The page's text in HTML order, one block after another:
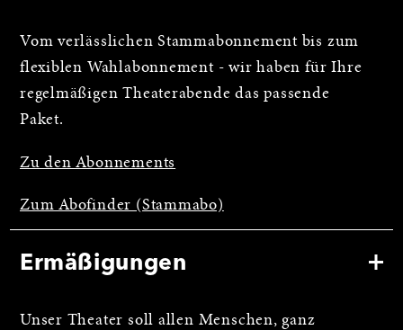
Vom verlässlichen Stammabonnement bis zum
flexiblen Wahlabonnement - wir haben für Ihre
regelmäßigen Theaterabende das passende
Paket.
Zu den Abonnements
Zum Abofinder (Stammabo)
Ermäßigungen
Unser Theater soll allen Menschen, ganz